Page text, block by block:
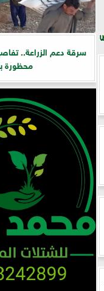
سرقة دعم الزراعة..
محظورة